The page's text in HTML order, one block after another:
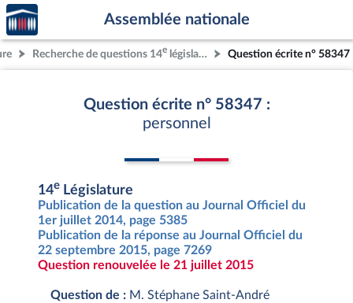
Aller au contenu
Aller en bas de la page
Accèder
à la
page
d'accueil
Assemblée nationale
Recherche de questions 14e législature Question écrite n° 58347
Question écrite n° 58347 :
personnel
14e Législature
Publication de la question au Journal Officiel du
1er juillet 2014, page 5385
Publication de la réponse au Journal Officiel du
22 septembre 2015, page 7269
Question renouvelée le 21 juillet 2015
Question de : M. Stéphane Saint-André